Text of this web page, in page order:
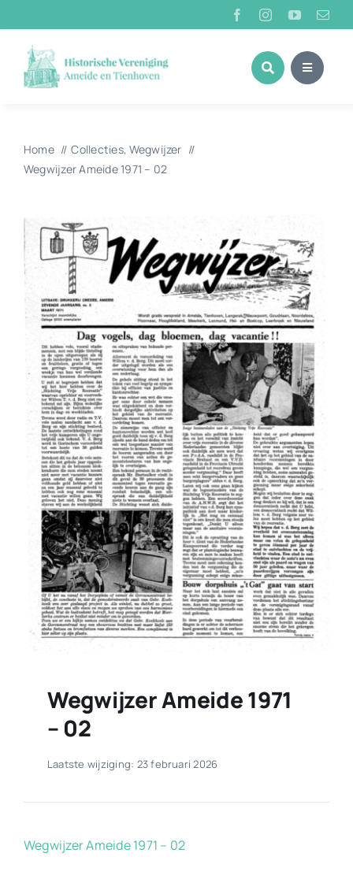
naar
inhoud
Home Collecties Wegwijzer
Wegwijzer Ameide 1971 – 02
Wegwijzer Ameide 1971
– 02
Laatste wijziging: 23 februari 2026
Wegwijzer Ameide 1971 – 02